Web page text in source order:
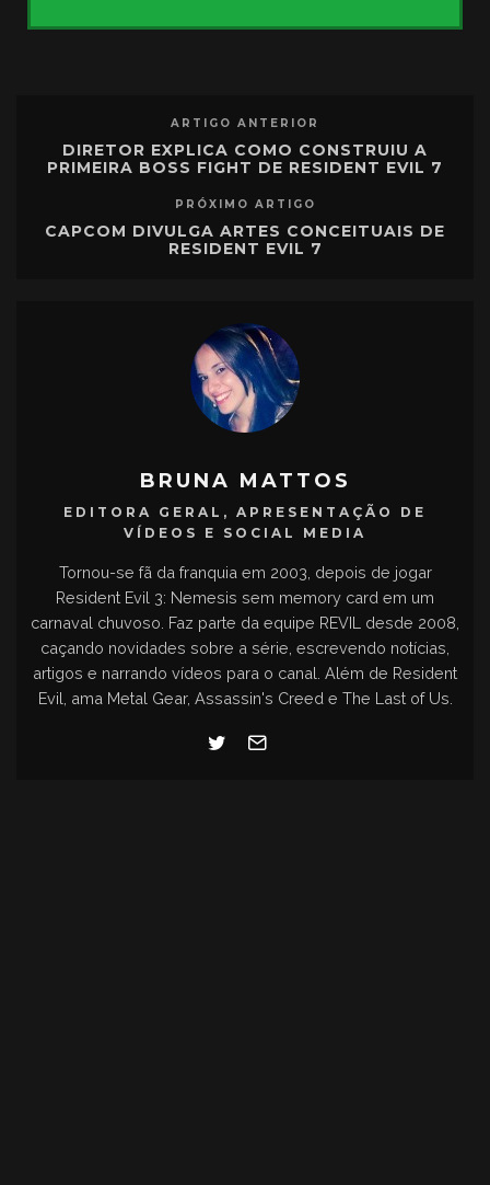
ARTIGO ANTERIOR
DIRETOR EXPLICA COMO CONSTRUIU A
PRIMEIRA BOSS FIGHT DE RESIDENT EVIL 7
PRÓXIMO ARTIGO
CAPCOM DIVULGA ARTES CONCEITUAIS DE
RESIDENT EVIL 7
BRUNA MATTOS
EDITORA GERAL, APRESENTAÇÃO DE
VÍDEOS E SOCIAL MEDIA
Tornou-se fã da franquia em 2003, depois de jogar
Resident Evil 3: Nemesis sem memory card em um
carnaval chuvoso. Faz parte da equipe REVIL desde 2008,
caçando novidades sobre a série, escrevendo notícias,
artigos e narrando vídeos para o canal. Além de Resident
Evil, ama Metal Gear, Assassin's Creed e The Last of Us.